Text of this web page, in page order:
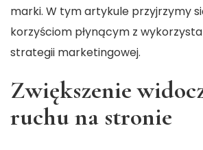
marki. W tym artykule przyjrzymy
korzyściom płynącym z
strategii marketingowej.
Zwiększenie
ruchu na stronie